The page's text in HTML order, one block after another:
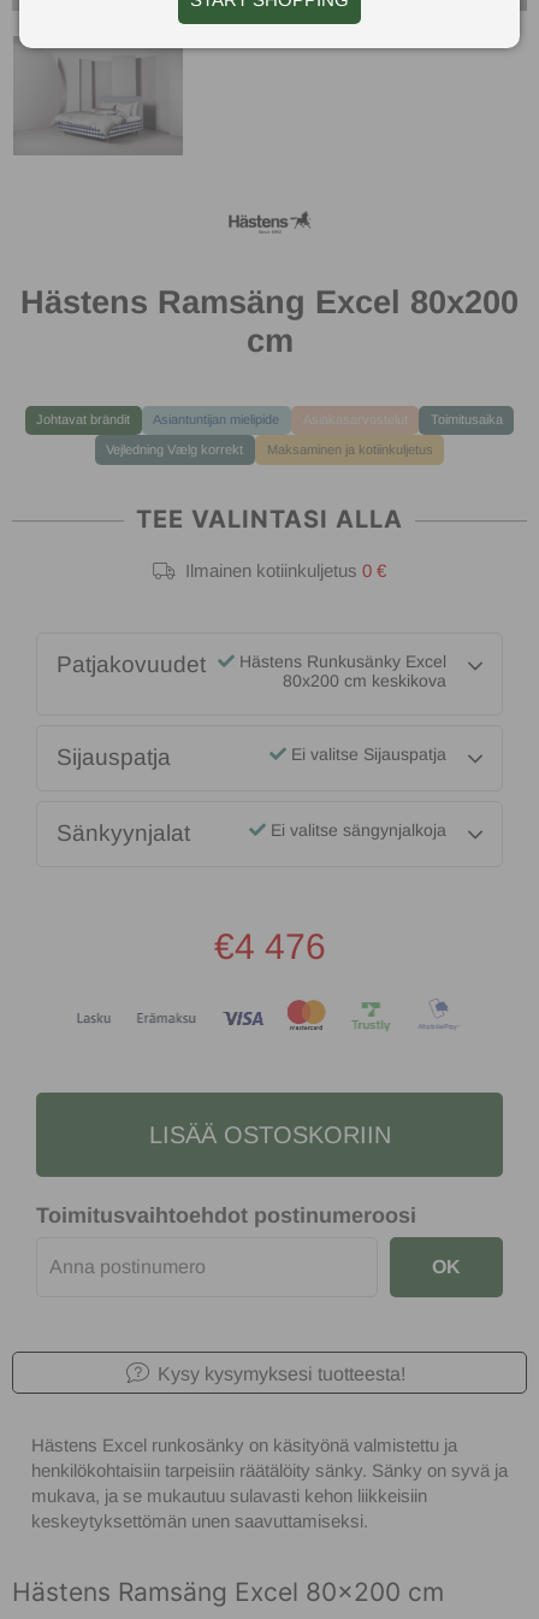
Hästens Excel runkosänky on käsityönä valmistettu ja
henkilökohtaisiin tarpeisiin räätälöity sänky. Sänky on syvä ja
mukava, ja se mukautuu sulavasti kehon liikkeisiin
keskeytyksettömän unen saavuttamiseksi.
Hästens Ramsäng Excel 80x200 cm
Hästens Ramsäng Excel 80x200
cm
Johtavat brändit Asiantuntijan mielipide Asiakasarvostelut Toimitusaika
Vejledning Vælg korrekt Maksaminen ja kotiinkuljetus
TEE VALINTASI ALLA
Ilmainen kotiinkuljetus 0 €
Patjakovuudet
Hästens Runkusänky Excel
80x200 cm keskikova
Sijauspatja Ei valitse Sijauspatja
Sänkyynjalat Ei valitse sängynjalkoja
€4 476
LISÄÄ OSTOSKORIIN
Toimitusvaihtoehdot postinumeroosi
OK
Kysy kysymyksesi tuotteesta!